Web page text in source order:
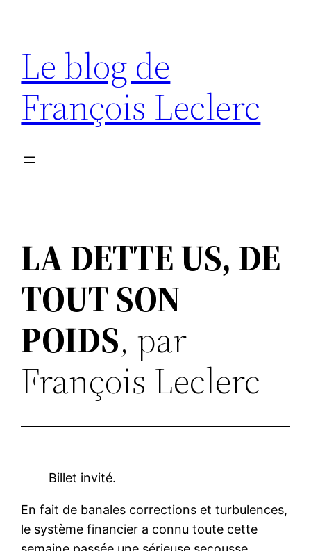
contenu
Le blog de
François Leclerc
LA DETTE US, DE
TOUT SON
POIDS, par
François Leclerc
Billet invité.
En fait de banales corrections et turbulences,
le système financier a connu toute cette